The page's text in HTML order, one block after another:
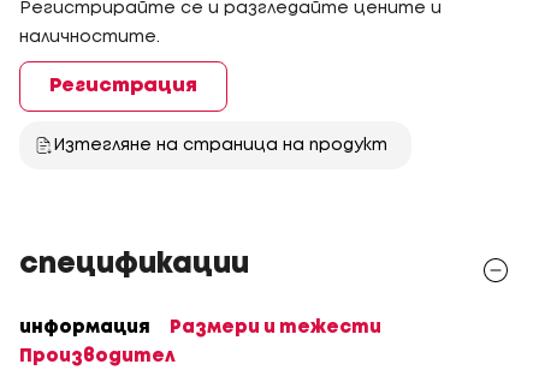
Регистрирайте се и разгледайте цените и
наличностите.
Регистрация
Изтегляне на страница на продукт
спецификации
информация
Размери и тежести
Производител